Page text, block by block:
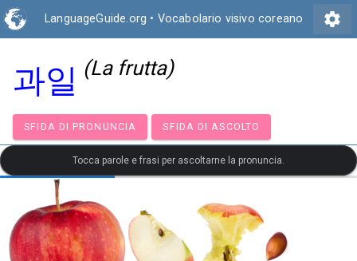
LanguageGuide.org • Vocabolario visivo coreano settings
과일 (La frutta)
SFIDA DI PRONUNCIA SFIDA DI ASCOLTO
Tocca parole e frasi per ascoltarne la pronuncia.